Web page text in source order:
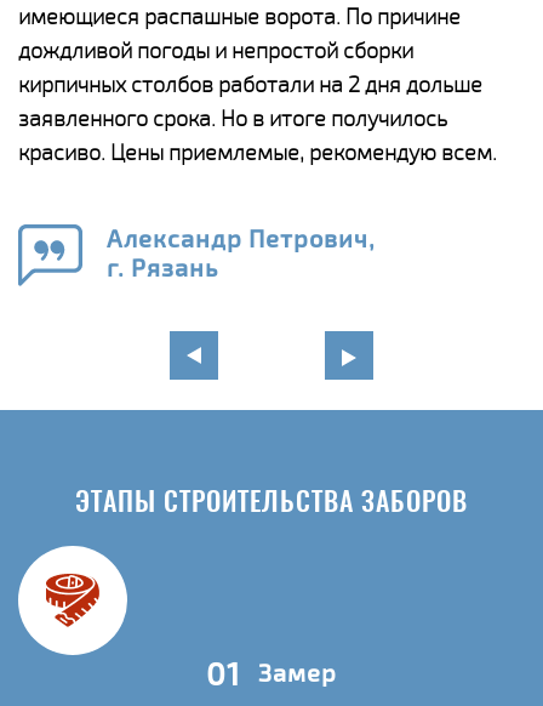
имеющиеся распашные ворота. По причине
дождливой погоды и непростой сборки
кирпичных столбов работали на 2 дня дольше
заявленного срока. Но в итоге получилось
красиво. Цены приемлемые, рекомендую всем.
Александр Петрович,
г. Рязань
ЭТАПЫ СТРОИТЕЛЬСТВА ЗАБОРОВ
01 Замер